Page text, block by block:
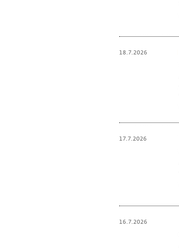
18.7.2026
17.7.2026
16.7.2026